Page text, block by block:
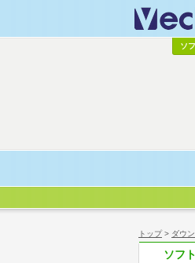
トップ> ダウ
ソフ
ソ